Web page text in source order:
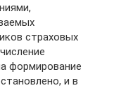
страховых
формирование
и в